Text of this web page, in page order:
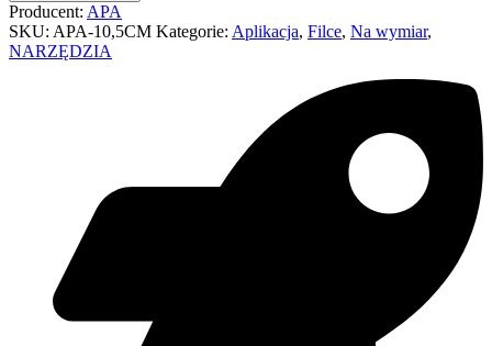
Producent: APA
SKU: APA-10,5CM Kategorie: Aplikacja, Filce, Na wymiar,
NARZĘDZIA